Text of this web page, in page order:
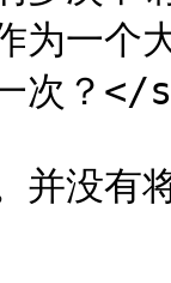
为一个
次？</
并没有